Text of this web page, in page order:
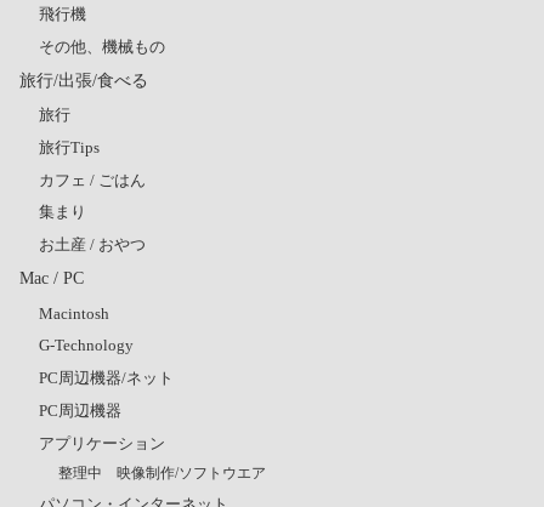
飛行機
その他、機械もの
旅行/出張/食べる
旅行
旅行Tips
カフェ / ごはん
集まり
お土産 / おやつ
Mac / PC
Macintosh
G-Technology
PC周辺機器/ネット
PC周辺機器
アプリケーション
整理中 映像制作/ソフトウエア